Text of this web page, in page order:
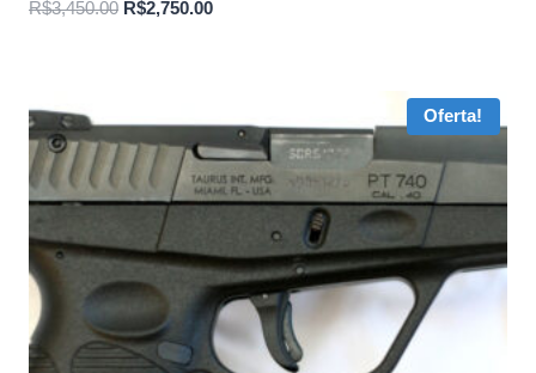
R$3,450.00 O
R$2,750.00O
Oferta!